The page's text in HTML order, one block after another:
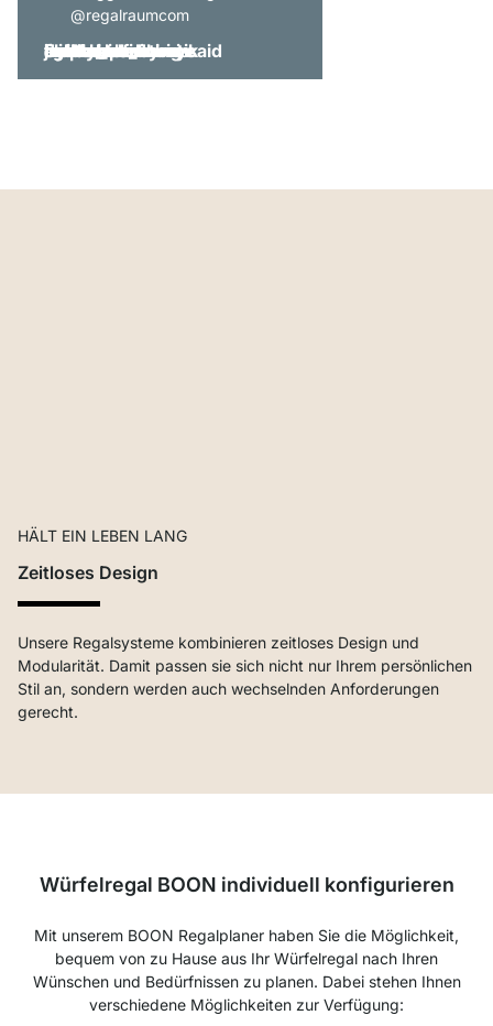
@regalraumcom
HÄLT EIN LEBEN LANG
Zeitloses Design
Unsere Regalsysteme kombinieren zeitloses Design und
Modularität. Damit passen sie sich nicht nur Ihrem persönlichen
Stil an, sondern werden auch wechselnden Anforderungen
gerecht.
Würfelregal BOON individuell konfigurieren
Mit unserem BOON Regalplaner haben Sie die Möglichkeit,
bequem von zu Hause aus Ihr Würfelregal nach Ihren
Wünschen und Bedürfnissen zu planen. Dabei stehen Ihnen
verschiedene Möglichkeiten zur Verfügung: